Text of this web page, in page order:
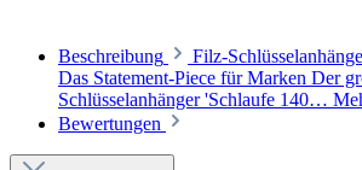
Beschreibung
Filz-
Das Statement-Piece für Marken Der
Schlüsselanhänger 'Schlaufe 140…
Bewertungen